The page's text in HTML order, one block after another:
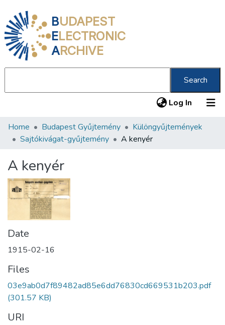
BUDAPEST
ELECTRONIC
ARCHIVE
Search
Log In (current)
Communities & Collections
Statistics
About us
Home Budapest Gyűjtemény
Különgyűjtemények
Sajtókivágat-gyűjtemény
A kenyér
A kenyér
Date
1915-02-16
Files
03e9ab0d7f89482ad85e6dd76830cd669531b203.pdf
(301.57 KB)
URI